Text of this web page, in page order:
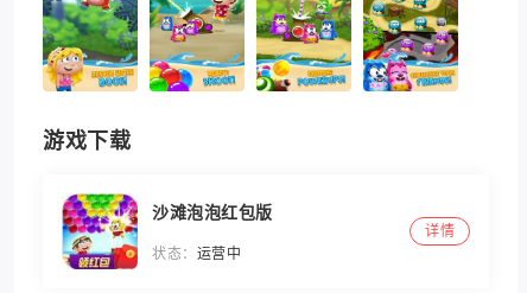
游戏下载
沙滩泡泡红包版
状态： 运营中
详情